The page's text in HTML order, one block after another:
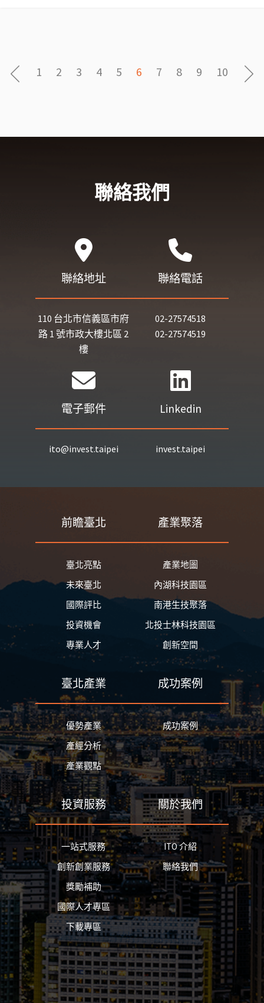
1 2 3 4 5 6 7 8 9 10
聯絡我們
聯絡地址
110 台北市信義區市府
路 1 號市政大樓北區 2
樓
聯絡電話
02-27574518
02-27574519
電子郵件
ito@invest.taipei
Linkedin
invest.taipei
前瞻臺北
臺北亮點
未來臺北
國際評比
投資機會
專業人才
產業聚落
產業地圖
內湖科技園區
南港生技聚落
北投士林科技園區
創新空間
臺北產業
優勢產業
產經分析
產業觀點
成功案例
成功案例
投資服務
一站式服務
創新創業服務
獎勵補助
國際人才專區
下載專區
關於我們
ITO 介紹
聯絡我們